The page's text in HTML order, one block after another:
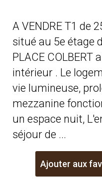
A VENDRE T1 de
situé au 5e étage
PLACE
intérieur . Le
vie lumineuse,
mezzanine
un espace nuit,
séjour de ...
Ajouter aux